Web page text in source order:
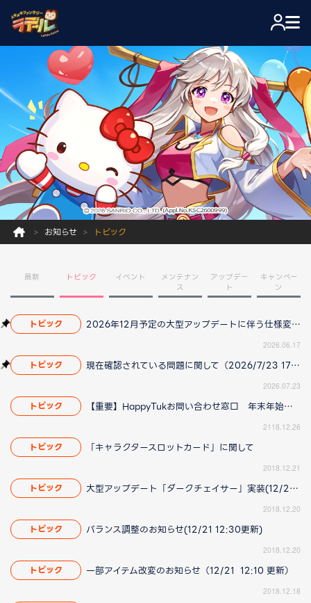
お知らせ トピック
最新 トピック イベント
メンテナン
ス
アップデー
ト
キャンペー
ン
トピック 2026年12月予定の大型アップデートに伴う仕様変更のお知らせ
2026.06.17
トピック 現在確認されている問題に関して（2026/7/23 17:00更新）
2026.07.23
トピック 【重要】HappyTukお問い合わせ窓口 年末年始の営業についてのお知らせ
2118.12.26
トピック 「キャラクタースロットカード」に関して
2018.12.21
トピック 大型アップデート「ダークチェイサー」実装(12/21 12:10更新)
2018.12.20
トピック バランス調整のお知らせ(12/21 12:30更新)
2018.12.20
トピック 一部アイテム改変のお知らせ（12/21 12:10 更新）
2018.12.18